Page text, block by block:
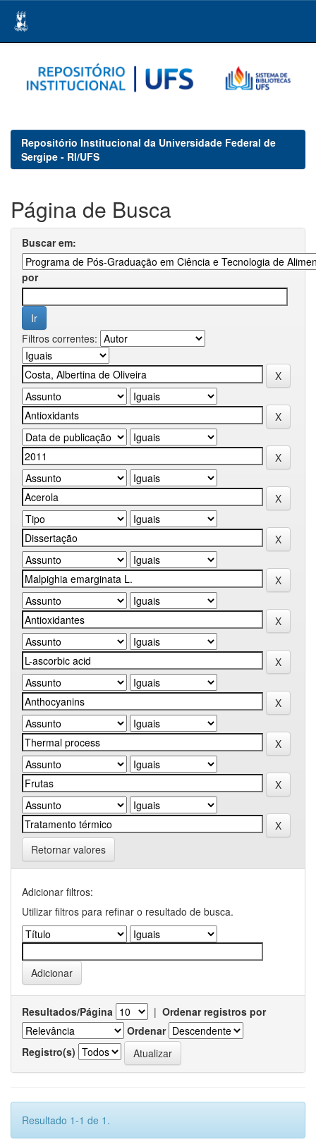
navigation
Repositório Institucional da Universidade Federal de
Sergipe - RI/UFS
Página de Busca
Buscar em:
por
Filtros correntes:
Retornar valores
Adicionar filtros:
Utilizar filtros para refinar o resultado de busca.
Resultados/Página | Ordenar registros por
Ordenar
Registro(s)
Resultado 1-1 de 1.